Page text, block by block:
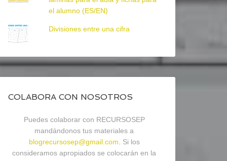
el alumno (ES/EN)
Divisiones entre una cifra
COLABORA CON NOSOTROS
Puedes colaborar con RECURSOSEP
mandándonos tus materiales a
blogrecursosep@gmail.com . Si los
consideramos apropiados se colocarán en la